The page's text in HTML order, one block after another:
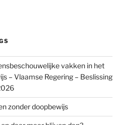
vakken in het
– Vlaamse Regering – Beslissing
zonder doopbewijs